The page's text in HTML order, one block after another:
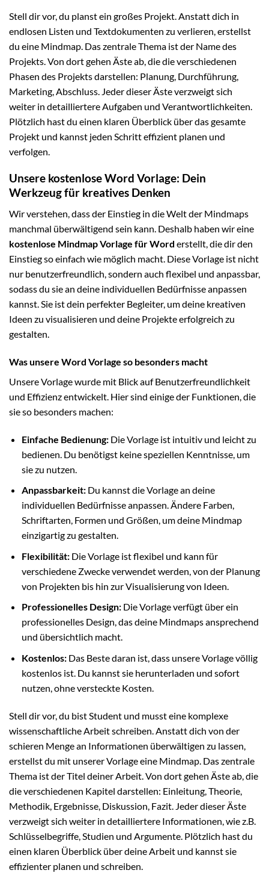
Stell dir vor, du planst ein großes Projekt. Anstatt dich in
endlosen Listen und Textdokumenten zu verlieren, erstellst
du eine Mindmap. Das zentrale Thema ist der Name des
Projekts. Von dort gehen Äste ab, die die verschiedenen
Phasen des Projekts darstellen: Planung, Durchführung,
Marketing, Abschluss. Jeder dieser Äste verzweigt sich
weiter in detailliertere Aufgaben und Verantwortlichkeiten.
Plötzlich hast du einen klaren Überblick über das gesamte
Projekt und kannst jeden Schritt effizient planen und
verfolgen.
Unsere kostenlose Word Vorlage: Dein
Werkzeug für kreatives Denken
Wir verstehen, dass der Einstieg in die Welt der Mindmaps
manchmal überwältigend sein kann. Deshalb haben wir eine
kostenlose Mindmap Vorlage für Word erstellt, die dir den
Einstieg so einfach wie möglich macht. Diese Vorlage ist nicht
nur benutzerfreundlich, sondern auch flexibel und anpassbar,
sodass du sie an deine individuellen Bedürfnisse anpassen
kannst. Sie ist dein perfekter Begleiter, um deine kreativen
Ideen zu visualisieren und deine Projekte erfolgreich zu
gestalten.
Was unsere Word Vorlage so besonders macht
Unsere Vorlage wurde mit Blick auf Benutzerfreundlichkeit
und Effizienz entwickelt. Hier sind einige der Funktionen, die
sie so besonders machen:
Einfache Bedienung:Die Vorlage ist intuitiv und leicht zu
bedienen. Du benötigst keine speziellen Kenntnisse, um
sie zu nutzen.
Anpassbarkeit:Du kannst die Vorlage an deine
individuellen Bedürfnisse anpassen. Ändere Farben,
Schriftarten, Formen und Größen, um deine Mindmap
einzigartig zu gestalten.
Flexibilität:Die Vorlage ist flexibel und kann für
verschiedene Zwecke verwendet werden, von der Planung
von Projekten bis hin zur Visualisierung von Ideen.
Professionelles Design:Die Vorlage verfügt über ein
professionelles Design, das deine Mindmaps ansprechend
und übersichtlich macht.
Kostenlos:Das Beste daran ist, dass unsere Vorlage völlig
kostenlos ist. Du kannst sie herunterladen und sofort
nutzen, ohne versteckte Kosten.
Stell dir vor, du bist Student und musst eine komplexe
wissenschaftliche Arbeit schreiben. Anstatt dich von der
schieren Menge an Informationen überwältigen zu lassen,
erstellst du mit unserer Vorlage eine Mindmap. Das zentrale
Thema ist der Titel deiner Arbeit. Von dort gehen Äste ab, die
die verschiedenen Kapitel darstellen: Einleitung, Theorie,
Methodik, Ergebnisse, Diskussion, Fazit. Jeder dieser Äste
verzweigt sich weiter in detailliertere Informationen, wie z.B.
Schlüsselbegriffe, Studien und Argumente. Plötzlich hast du
einen klaren Überblick über deine Arbeit und kannst sie
effizienter planen und schreiben.